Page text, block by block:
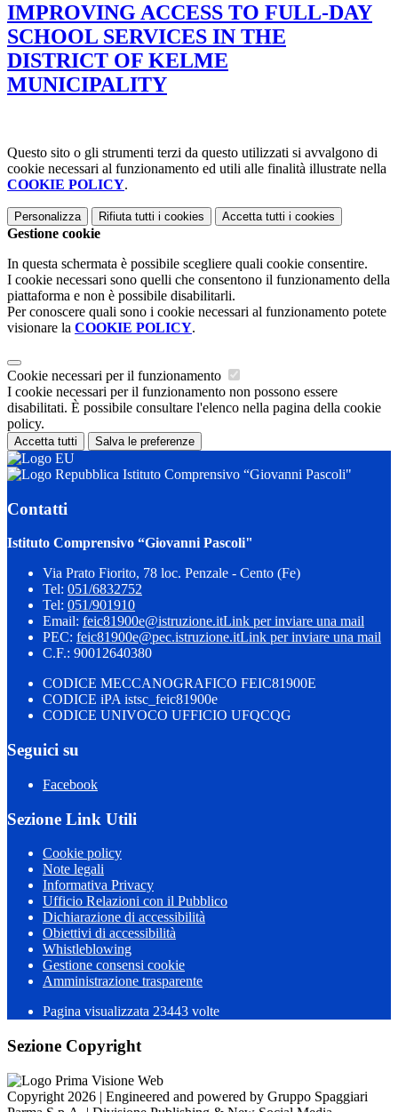
IMPROVING ACCESS TO FULL-DAY
SCHOOL SERVICES IN THE
DISTRICT OF KELME
MUNICIPALITY
Questo sito o gli strumenti terzi da questo utilizzati si avvalgono di
cookie necessari al funzionamento ed utili alle finalità illustrate nella
COOKIE POLICY.
Personalizza Rifiuta tutti i cookies Accetta tutti i cookies
Gestione cookie
In questa schermata è possibile scegliere quali cookie consentire.
I cookie necessari sono quelli che consentono il funzionamento della
piattaforma e non è possibile disabilitarli.
Per conoscere quali sono i cookie necessari al funzionamento potete
visionare la COOKIE POLICY.
Cookie necessari per il funzionamento
I cookie necessari per il funzionamento non possono essere
disabilitati. È possibile consultare l'elenco nella pagina della cookie
policy.
Accetta tutti Salva le preferenze
Istituto Comprensivo “Giovanni Pascoli"
Contatti
Istituto Comprensivo “Giovanni Pascoli"
Via Prato Fiorito, 78 loc. Penzale - Cento (Fe)
Tel: 051/6832752
Tel: 051/901910
Email: feic81900e@istruzione.itLink per inviare una mail
PEC: feic81900e@pec.istruzione.itLink per inviare una mail
C.F.: 90012640380
CODICE MECCANOGRAFICO FEIC81900E
CODICE iPA istsc_feic81900e
CODICE UNIVOCO UFFICIO UFQCQG
Seguici su
Facebook
Sezione Link Utili
Cookie policy
Note legali
Informativa Privacy
Ufficio Relazioni con il Pubblico
Dichiarazione di accessibilità
Obiettivi di accessibilità
Whistleblowing
Gestione consensi cookie
Amministrazione trasparente
Pagina visualizzata 23443 volte
Sezione Copyright
Copyright 2026 | Engineered and powered by Gruppo Spaggiari